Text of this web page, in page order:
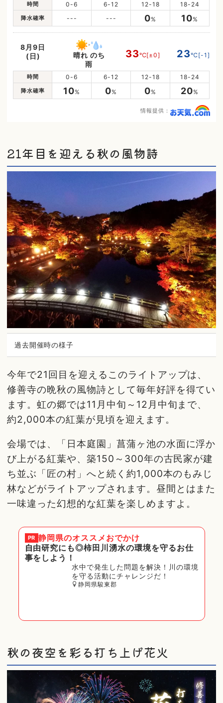
時間 0-6 6-12 12-18 18-24
降水確率 --- --- 0% 10%
8月9日
(日)
晴れ のち
雨
33℃[±0] 23℃[-1]
時間 0-6 6-12 12-18 18-24
降水確率 10% 0% 0% 20%
情報提供：
21年目を迎える秋の風物詩
過去開催時の様子
今年で21回目を迎えるこのライトアップは、
修善寺の晩秋の風物詩として毎年好評を得てい
ます。虹の郷では11月中旬～12月中旬まで、
約2,000本の紅葉が見頃を迎えます。
会場では、「日本庭園」菖蒲ヶ池の水面に浮か
び上がる紅葉や、築150～300年の古民家が建
ち並ぶ「匠の村」へと続く約1,000本のもみじ
林などがライトアップされます。昼間とはまた
一味違った幻想的な紅葉を楽しめますよ。
PR 静岡県のオススメおでかけ
自由研究にも◎柿田川湧水の環境を守るお仕
事をしよう！
水中で発生した問題を解決！川の環境
を守る活動にチャレンジだ！
静岡県駿東郡
秋の夜空を彩る打ち上げ花火